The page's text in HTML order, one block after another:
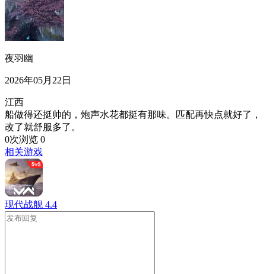
夜羽幽
2026年05月22日
江西
船做得还挺帅的，炮声水花都挺有那味。匹配再快点就好了，
改了就舒服多了。
0次浏览 0
相关游戏
现代战舰 4.4